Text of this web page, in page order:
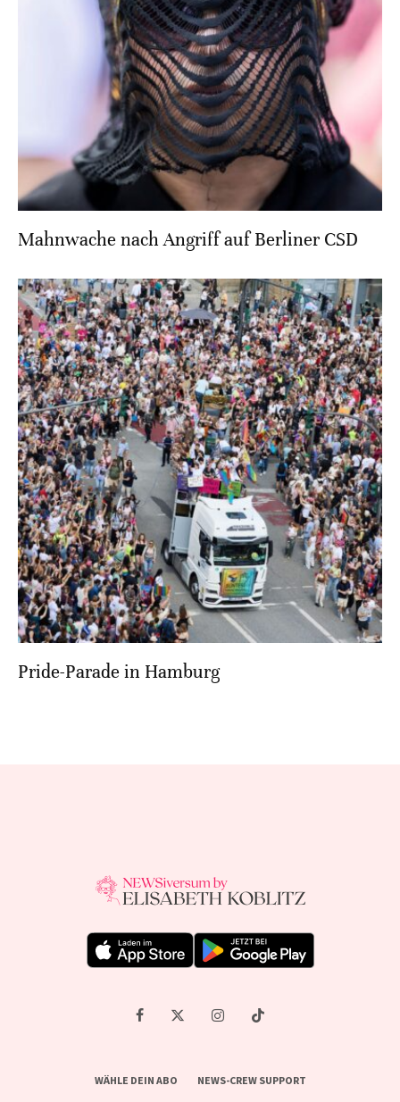
Mahnwache nach Angriff auf Berliner CSD
Pride-Parade in Hamburg
WÄHLE DEIN ABO NEWS-CREW SUPPORT